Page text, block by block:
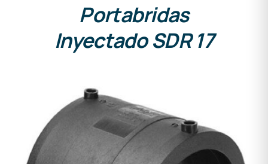
Portabridas
Inyectado SDR 17